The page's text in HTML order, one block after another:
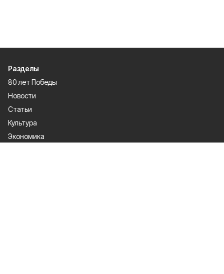
Разделы
80 лет Победы
Новости
Статьи
Культура
Экономика